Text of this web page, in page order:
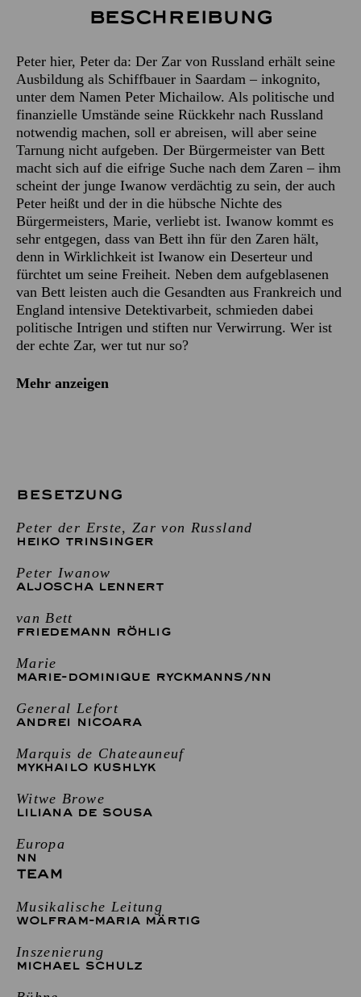
Beschreibung
Peter hier, Peter da: Der Zar von Russland erhält seine
Ausbildung als Schiffbauer in Saardam – inkognito,
unter dem Namen Peter Michailow. Als politische und
finanzielle Umstände seine Rückkehr nach Russland
notwendig machen, soll er abreisen, will aber seine
Tarnung nicht aufgeben. Der Bürgermeister van Bett
macht sich auf die eifrige Suche nach dem Zaren – ihm
scheint der junge Iwanow verdächtig zu sein, der auch
Peter heißt und der in die hübsche Nichte des
Bürgermeisters, Marie, verliebt ist. Iwanow kommt es
sehr entgegen, dass van Bett ihn für den Zaren hält,
denn in Wirklichkeit ist Iwanow ein Deserteur und
fürchtet um seine Freiheit. Neben dem aufgeblasenen
van Bett leisten auch die Gesandten aus Frankreich und
England intensive Detektivarbeit, schmieden dabei
politische Intrigen und stiften nur Verwirrung. Wer ist
der echte Zar, wer tut nur so?
Mehr anzeigen
BESETZUNG
Peter der Erste, Zar von Russland
HEIKO TRINSINGER
Peter Iwanow
ALJOSCHA LENNERT
van Bett
FRIEDEMANN RÖHLIG
Marie
MARIE-DOMINIQUE RYCKMANNS/NN
General Lefort
ANDREI NICOARA
Marquis de Chateauneuf
MYKHAILO KUSHLYK
Witwe Browe
LILIANA DE SOUSA
Europa
NN
TEAM
Musikalische Leitung
WOLFRAM-MARIA MÄRTIG
Inszenierung
MICHAEL SCHULZ